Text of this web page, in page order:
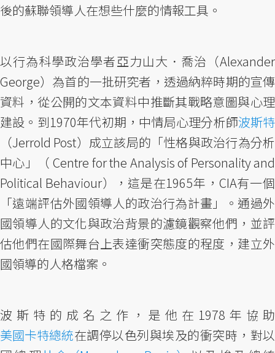
後的蘇聯領導人在想些什麼的情報工具。
以行為科學政治學者亞力山大．喬治（Alexander
George）為首的一批研究者，透過納粹時期的宣傳
資料，從公開的文本資料中推斷其戰略意圖與心理
建設。到1970年代初期，中情局心理分析師波斯特
（Jerrold Post）成立該局的「性格與政治行為分析
中心」（ Centre for the Analysis of Personality and
Political Behaviour），這是在1965年，CIA有一個
「遠端評估外國領導人的政治行為計畫」。通過外
國領導人的文化與政治背景的濾鏡觀察他們，並評
估他們在國際舞台上表達衝突態度的程度，建立外
國領導的人格檔案。
波斯特的成名之作，是他在1978年協助
美國卡特總統在調停以色列與埃及的衝突時，對以